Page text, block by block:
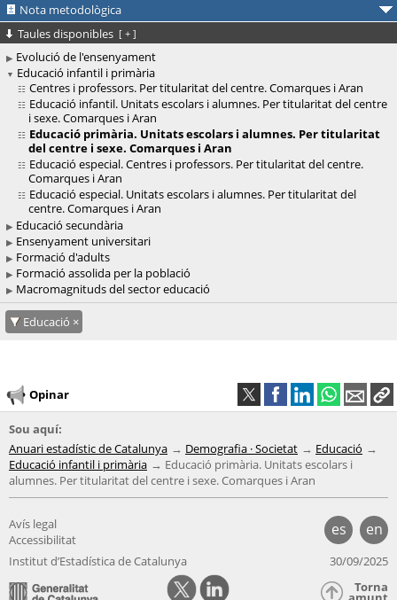
Nota metodològica
Taules disponibles [ + ]
Evolució de l'ensenyament
Educació infantil i primària
Centres i professors. Per titularitat del centre. Comarques i Aran
Educació infantil. Unitats escolars i alumnes. Per titularitat del centre
i sexe. Comarques i Aran
Educació primària. Unitats escolars i alumnes. Per titularitat
del centre i sexe. Comarques i Aran
Educació especial. Centres i professors. Per titularitat del centre.
Comarques i Aran
Educació especial. Unitats escolars i alumnes. Per titularitat del
centre. Comarques i Aran
Educació secundària
Ensenyament universitari
Formació d'adults
Formació assolida per la població
Macromagnituds del sector educació
Educació
Opinar
Sou aquí:
Anuari estadístic de Catalunya
Demografia · Societat
Educació
Educació infantil i primària
Educació primària. Unitats escolars i
alumnes. Per titularitat del centre i sexe. Comarques i Aran
es en
Avís legal
Accessibilitat
Institut d’Estadística de Catalunya
30/09/2025
Torna